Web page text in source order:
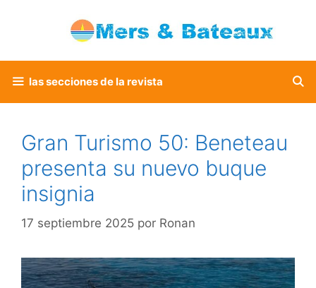
las secciones de la revista
Gran Turismo 50: Beneteau
presenta su nuevo buque
insignia
17 septiembre 2025 por Ronan